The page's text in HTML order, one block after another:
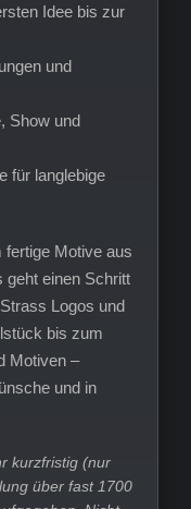
Idee bis zur
und
Show und
für langlebige
fertige Motive aus
geht einen Schritt
Logos und
bis zum
Motiven –
und in
kurzfristig (nur
über fast 1700